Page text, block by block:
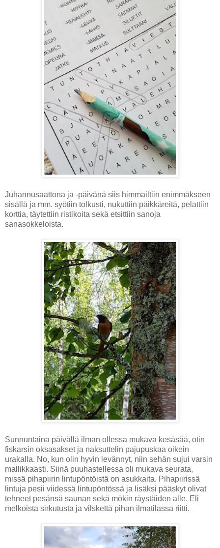
Juhannusaattona ja -päivänä siis himmailtiin enimmäkseen
sisällä ja mm. syötiin tolkusti, nukuttiin päikkäreitä, pelattiin
korttia, täytettiin ristikoita sekä etsittiin sanoja
sanasokkeloista.
Sunnuntaina päivällä ilman ollessa mukava kesäsää, otin
fiskarsin oksasakset ja naksuttelin pajupuskaa oikein
urakalla. No, kun olin hyvin levännyt, niin sehän sujui varsin
mallikkaasti. Siinä puuhastellessa oli mukava seurata,
missä pihapiirin lintupöntöistä on asukkaita. Pihapiirissä
lintuja pesii viidessä lintupöntössä ja lisäksi pääskyt olivat
tehneet pesänsä saunan sekä mökin räystäiden alle. Eli
melkoista sirkutusta ja vilskettä pihan ilmatilassa riitti.